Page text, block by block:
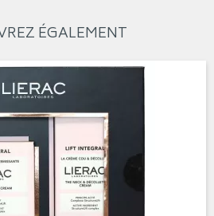
ÉGALEMENT